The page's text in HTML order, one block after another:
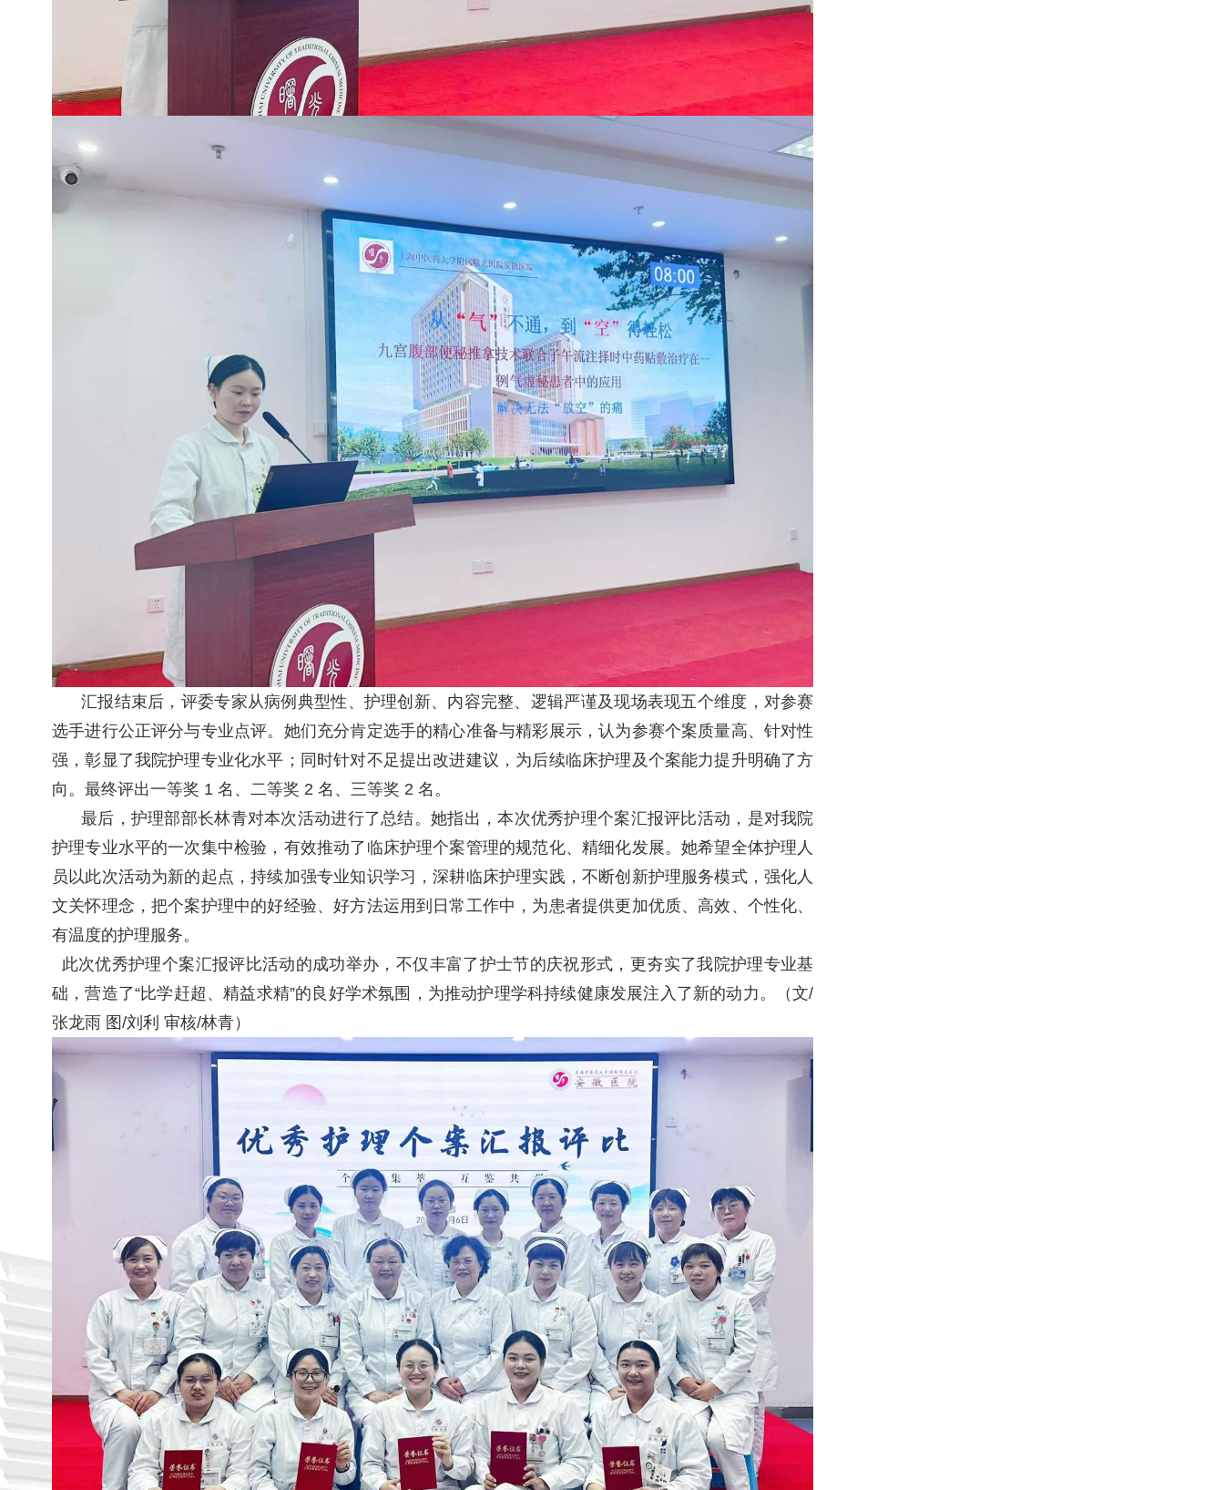
汇报结束后，评委专家从病例典型性、护理创新、内容完整、逻辑严谨及现场表现五个维度，对参赛
选手进行公正评分与专业点评。她们充分肯定选手的精心准备与精彩展示，认为参赛个案质量高、针对性
强，彰显了我院护理专业化水平；同时针对不足提出改进建议，为后续临床护理及个案能力提升明确了方
向。最终评出一等奖 1 名、二等奖 2 名、三等奖 2 名。
最后， 护理部部长林青对本次活动进行了总结。她指出，本次优秀护理个案汇报评比活动，是对我院
护理专业水平的一次集中检验，有效推动了临床护理个案管理的规范化、精细化发展。她希望全体护理人
员以此次活动为新的起点，持续加强专业知识学习，深耕临床护理实践，不断创新护理服务模式，强化人
文关怀理念，把个案护理中的好经验、好方法运用到日常工作中，为患者提供更加优质、高效、个性化、
有温度的护理服务。
此次优秀护理个案汇报评比活动的成功举办，不仅丰富了护士节的庆祝形式，更夯实了我院护理专业基
础，营造了“比学赶超、精益求精”的良好学术氛围，为推动护理学科持续健康发展注入了新的动力。 （文/
张龙雨 图/刘利 审核/林青）